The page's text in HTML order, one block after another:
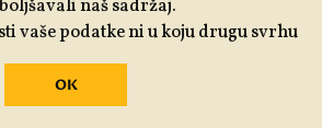
naš sadržaj.
vaše podatke ni u koju drugu svrhu
OK